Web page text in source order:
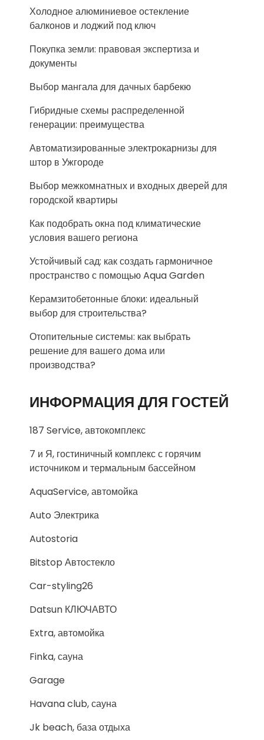
Холодное алюминиевое остекление
балконов и лоджий под ключ
Покупка земли: правовая экспертиза и
документы
Выбор мангала для дачных барбекю
Гибридные схемы распределенной
генерации: преимущества
Автоматизированные электрокарнизы для
штор в Ужгороде
Выбор межкомнатных и входных дверей для
городской квартиры
Как подобрать окна под климатические
условия вашего региона
Устойчивый сад: как создать гармоничное
пространство с помощью Aqua Garden
Керамзитобетонные блоки: идеальный
выбор для строительства?
Отопительные системы: как выбрать
решение для вашего дома или
производства?
ИНФОРМАЦИЯ ДЛЯ ГОСТЕЙ
187 Service, автокомплекс
7 и Я, гостиничный комплекс с горячим
источником и термальным бассейном
AquaService, автомойка
Auto Электрика
Autostoria
Bitstop Автостекло
Car-styling26
Datsun КЛЮЧАВТО
Extra, автомойка
Finka, сауна
Garage
Havana club, сауна
Jk beach, база отдыха